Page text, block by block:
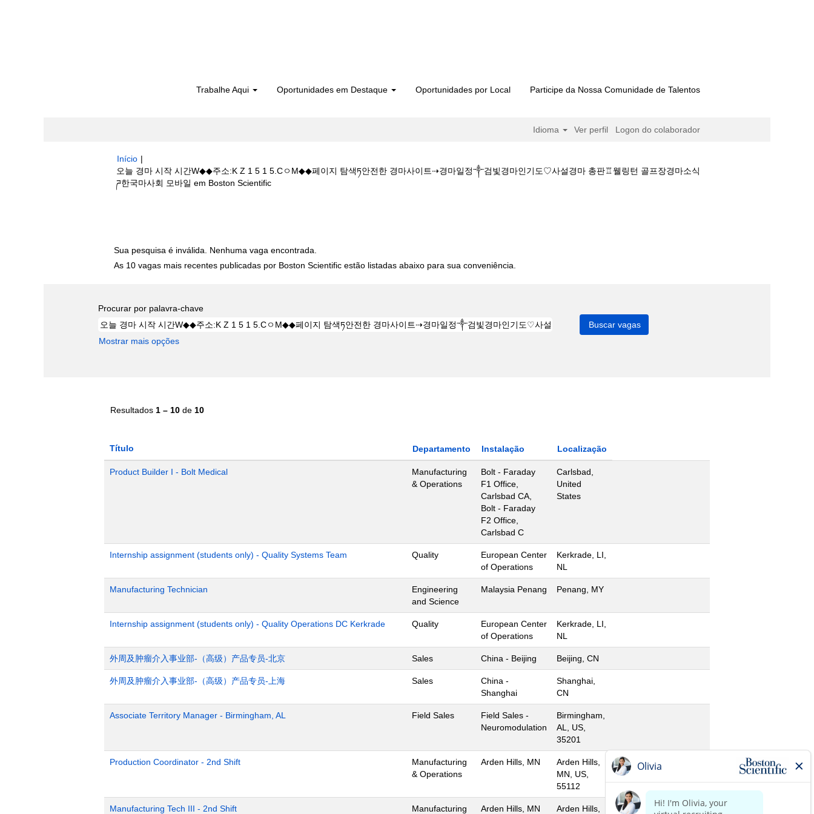
Trabalhe Aqui Oportunidades em Destaque Oportunidades por Local Participe da Nossa Comunidade de Talentos
Idioma Ver perfil Logon do colaborador
Início |
오늘 경마 시작 시간W◆◆주소:K Z 1 5 1 5.CㅇM◆◆페이지 탐색ཏ안전한 경마사이트⇢경마일정༒검빛경마인기도♡사설경마 총판♖웰링턴 골프장경마소식
ཌ한국마사회 모바일 em Boston Scientific(página
Sua pesquisa é inválida. Nenhuma vaga encontrada.
As 10 vagas mais recentes publicadas por Boston Scientific estão listadas abaixo para sua conveniência.
Procurar por palavra-chave
Mostrar mais opções
Resultados 1 – 10 de 10
Título Departamento Instalação Localização
Product Builder I - Bolt Medical
Manufacturing
& Operations
Bolt - Faraday
F1 Office,
Carlsbad CA,
Bolt - Faraday
F2 Office,
Carlsbad C
Carlsbad,
United
States
Internship assignment (students only) - Quality Systems Team Quality
European Center
of Operations
Kerkrade, LI,
NL
Manufacturing Technician
Engineering
and Science
Malaysia Penang Penang, MY
Internship assignment (students only) - Quality Operations DC Kerkrade Quality
European Center
of Operations
Kerkrade, LI,
NL
外周及肿瘤介入事业部-（高级）产品专员-北京 Sales China - Beijing Beijing, CN
外周及肿瘤介入事业部-（高级）产品专员-上海 Sales
China -
Shanghai
Shanghai,
CN
Associate Territory Manager - Birmingham, AL Field Sales
Field Sales -
Neuromodulation
Birmingham,
AL, US,
35201
Production Coordinator - 2nd Shift
Manufacturing
& Operations
Arden Hills, MN
Arden Hills,
MN, US,
55112
Manufacturing Tech III - 2nd Shift Manufacturing Arden Hills, MN Arden Hills,